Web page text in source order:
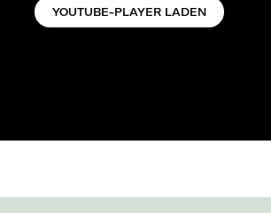
YOUTUBE-PLAYER LADEN